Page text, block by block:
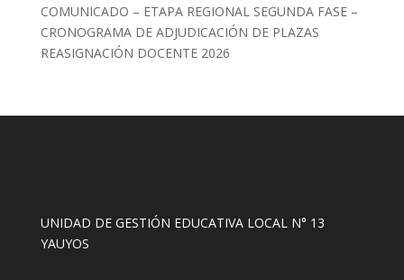
COMUNICADO – ETAPA REGIONAL SEGUNDA FASE –
CRONOGRAMA DE ADJUDICACIÓN DE PLAZAS
REASIGNACIÓN DOCENTE 2026
UNIDAD DE GESTIÓN EDUCATIVA LOCAL N° 13
YAUYOS